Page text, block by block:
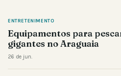
ENTRETENIMENTO
Equipamentos para
gigantes no Araguaia
26 de jun.